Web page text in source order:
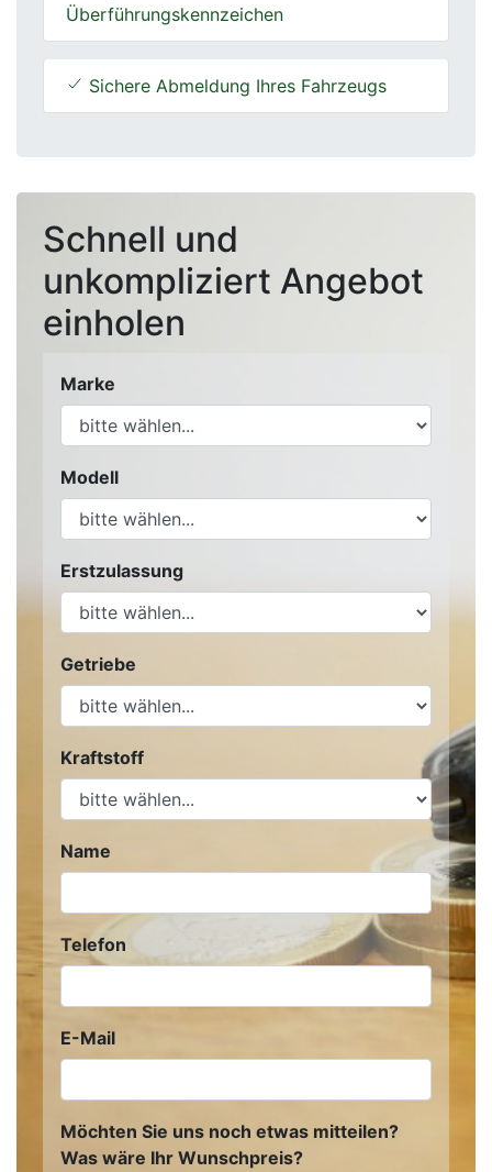
Überführungskennzeichen
Sichere Abmeldung Ihres Fahrzeugs
Schnell und
unkompliziert Angebot
einholen
Marke
Modell
Erstzulassung
Getriebe
Kraftstoff
Name
Telefon
E-Mail
Möchten Sie uns noch etwas mitteilen?
Was wäre Ihr Wunschpreis?